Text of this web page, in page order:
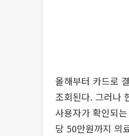
올해부터 카드로
조회된다. 그러나
사용자가 확인되
당 50만원까지 의